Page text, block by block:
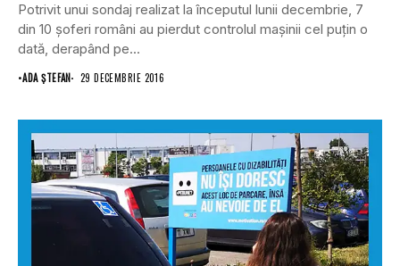
Potrivit unui sondaj realizat la începutul lunii decembrie, 7
din 10 şoferi români au pierdut controlul maşinii cel puţin o
dată, derapând pe...
•ADA ȘTEFAN 29 DECEMBRIE 2016